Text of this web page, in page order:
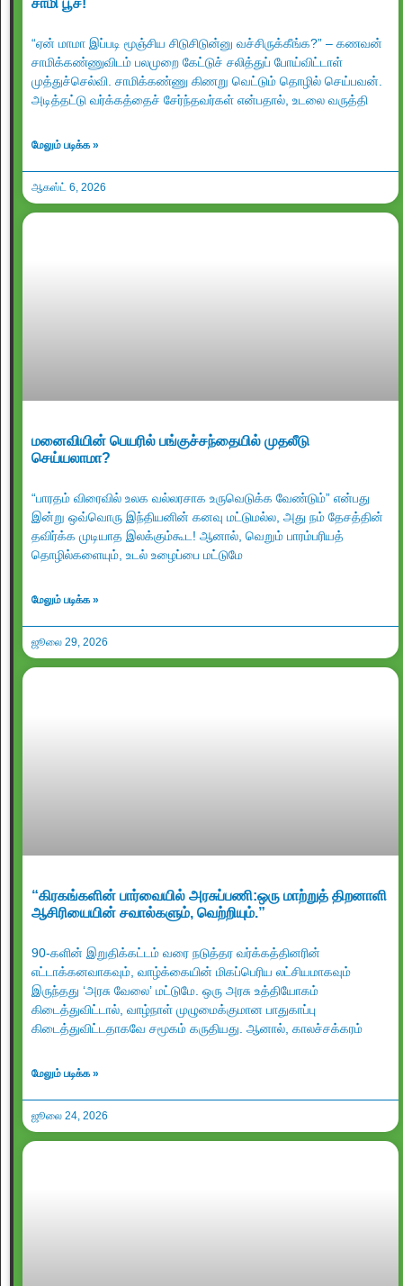
சாமி பூச!
“ஏன் மாமா இப்படி மூஞ்சிய சிடுசிடுன்னு வச்சிருக்கீங்க?” – கணவன்
சாமிக்கண்ணுவிடம் பலமுறை கேட்டுச் சலித்துப் போய்விட்டாள்
முத்துச்செல்வி. சாமிக்கண்ணு கிணறு வெட்டும் தொழில் செய்பவன்.
அடித்தட்டு வர்க்கத்தைச் சேர்ந்தவர்கள் என்பதால், உடலை வருத்தி
மேலும் படிக்க »
ஆகஸ்ட் 6, 2026
மனைவியின் பெயரில் பங்குச்சந்தையில் முதலீடு
செய்யலாமா?
“பாரதம் விரைவில் உலக வல்லரசாக உருவெடுக்க வேண்டும்” என்பது
இன்று ஒவ்வொரு இந்தியனின் கனவு மட்டுமல்ல, அது நம் தேசத்தின்
தவிர்க்க முடியாத இலக்கும்கூட! ஆனால், வெறும் பாரம்பரியத்
தொழில்களையும், உடல் உழைப்பை மட்டுமே
மேலும் படிக்க »
ஜூலை 29, 2026
“கிரகங்களின் பார்வையில் அரசுப்பணி:ஒரு மாற்றுத் திறனாளி
ஆசிரியையின் சவால்களும், வெற்றியும்.”
90-களின் இறுதிக்கட்டம் வரை நடுத்தர வர்க்கத்தினரின்
எட்டாக்கனவாகவும், வாழ்க்கையின் மிகப்பெரிய லட்சியமாகவும்
இருந்தது ‘அரசு வேலை’ மட்டுமே. ஒரு அரசு உத்தியோகம்
கிடைத்துவிட்டால், வாழ்நாள் முழுமைக்குமான பாதுகாப்பு
கிடைத்துவிட்டதாகவே சமூகம் கருதியது. ஆனால், காலச்சக்கரம்
மேலும் படிக்க »
ஜூலை 24, 2026